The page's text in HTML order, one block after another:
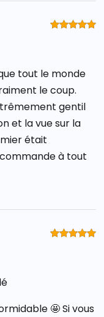
tout le monde
le coup.
gentil
et la vue sur la
était
à tout
🤩 Si vous